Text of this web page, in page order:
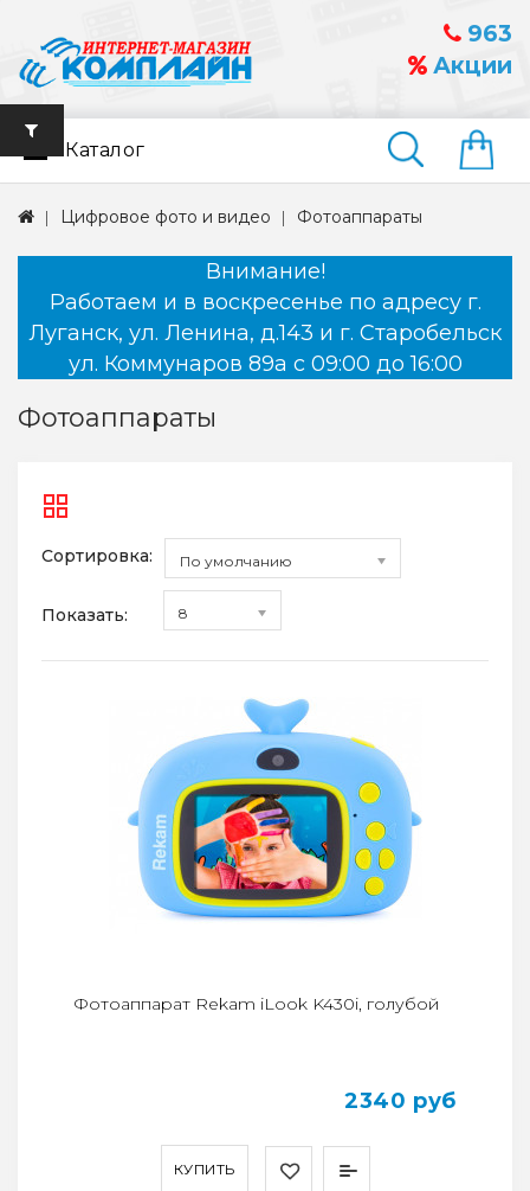
963
Акции
Найти
Каталог
Цифровое фото и видео Фотоаппараты
Внимание!
Работаем и в воскресенье по адресу г.
Луганск, ул. Ленина, д.143 и г. Старобельск
ул. Коммунаров 89а с 09:00 до 16:00
Фотоаппараты
Сортировка: По умолчанию
Показать: 8
КУПИТЬ
Фотоаппарат Rekam iLook K430i, голубой
2340 руб